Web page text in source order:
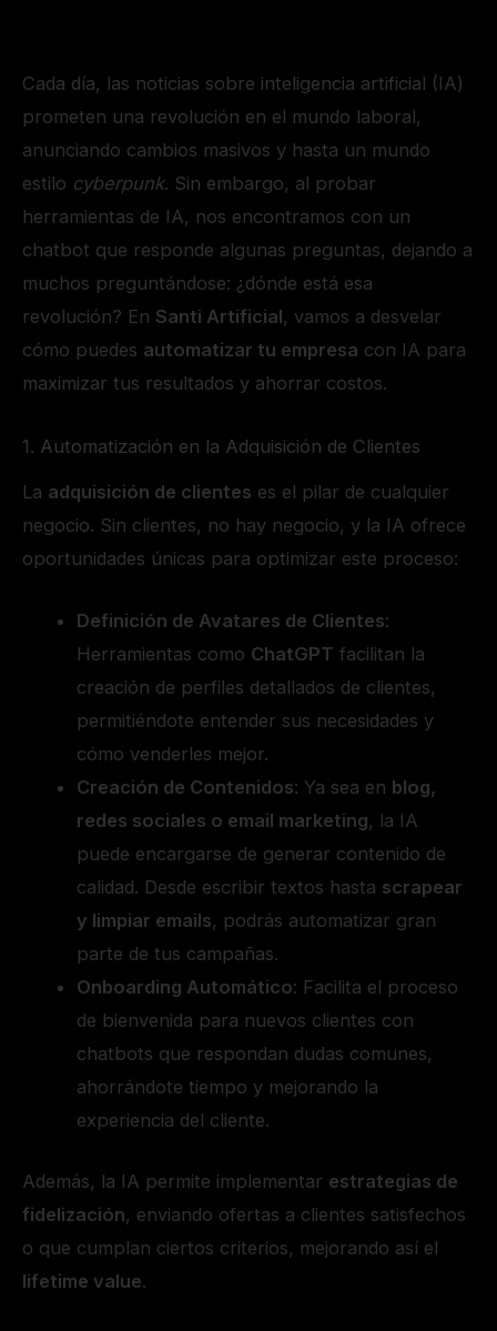
Cada día, las noticias sobre inteligencia artificial (IA)
prometen una revolución en el mundo laboral,
anunciando cambios masivos y hasta un mundo
estilo cyberpunk. Sin embargo, al probar
herramientas de IA, nos encontramos con un
chatbot que responde algunas preguntas, dejando a
muchos preguntándose: ¿dónde está esa
revolución? En Santi Artificial, vamos a desvelar
cómo puedes automatizar tu empresa con IA para
maximizar tus resultados y ahorrar costos.
1. Automatización en la Adquisición de Clientes
La adquisición de clientes es el pilar de cualquier
negocio. Sin clientes, no hay negocio, y la IA ofrece
oportunidades únicas para optimizar este proceso:
Definición de Avatares de Clientes:
Herramientas como ChatGPT facilitan la
creación de perfiles detallados de clientes,
permitiéndote entender sus necesidades y
cómo venderles mejor.
Creación de Contenidos: Ya sea en blog,
redes sociales o email marketing, la IA
puede encargarse de generar contenido de
calidad. Desde escribir textos hasta scrapear
y limpiar emails, podrás automatizar gran
parte de tus campañas.
Onboarding Automático: Facilita el proceso
de bienvenida para nuevos clientes con
chatbots que respondan dudas comunes,
ahorrándote tiempo y mejorando la
experiencia del cliente.
Además, la IA permite implementar estrategias de
fidelización, enviando ofertas a clientes satisfechos
o que cumplan ciertos criterios, mejorando así el
lifetime value.